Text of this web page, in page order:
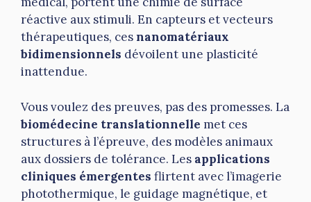
réactive aux stimuli. En capteurs et vecteurs
thérapeutiques, cesnanomatériaux
bidimensionnels dévoilent une plasticité
inattendue.
Vous voulez des preuves, pas des promesses. La
biomédecine translationnelle met ces
structures à l’épreuve, des modèles animaux
aux dossiers de tolérance. Les applications
cliniques émergentes flirtent avec l’imagerie
photothermique, le guidage magnétique, et